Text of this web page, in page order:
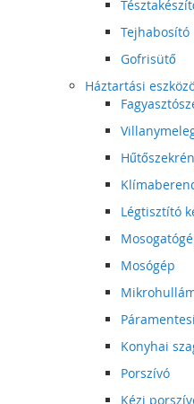
Tejhabosító
Gofrisütő
Háztartási
Légtisztító
Mosógép
Konyhai
Porszívó
Kézi